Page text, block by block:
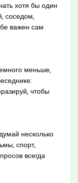
хотя бы один
соседом,
важен сам
меньше,
чтобы
несколько
спорт,
всегда